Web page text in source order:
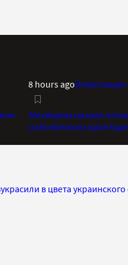
8 hours agoИнвестиции
Мосбиржа начала
собственного
в цвета